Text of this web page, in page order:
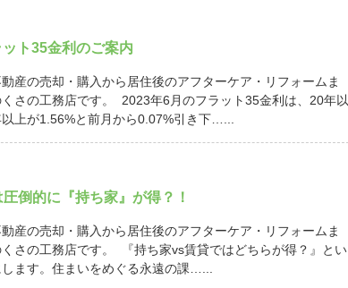
ト35金利のご案内
産の売却・購入から居住後のアフターケア・リフォームま
さの工務店です。 2023年6月のフラット35金利は、20年以
上が1.56%と前月から0.07%引き下…...
倒的に『持ち家』が得？！
産の売却・購入から居住後のアフターケア・リフォームま
さの工務店です。 『持ち家vs賃貸ではどちらが得？』とい
ます。住まいをめぐる永遠の課…...